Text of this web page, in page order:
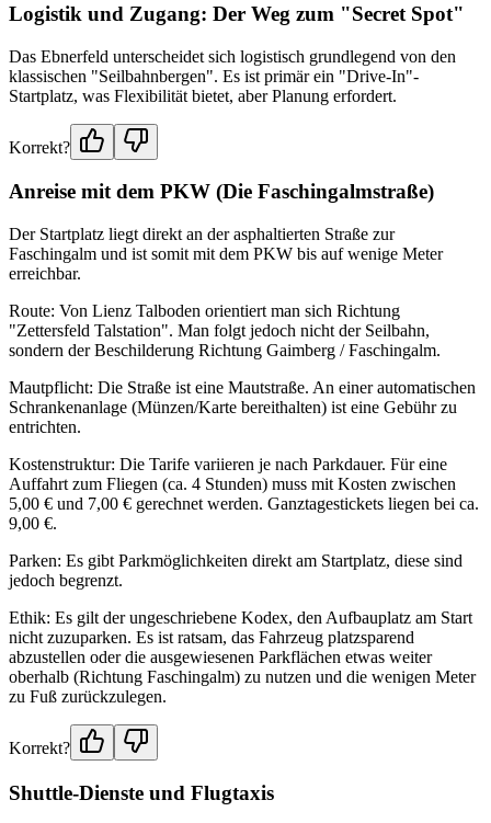
Logistik und Zugang: Der Weg zum "Secret Spot"
Das Ebnerfeld unterscheidet sich logistisch grundlegend von den
klassischen "Seilbahnbergen". Es ist primär ein "Drive-In"-
Startplatz, was Flexibilität bietet, aber Planung erfordert.
Korrekt?
Anreise mit dem PKW (Die Faschingalmstraße)
Der Startplatz liegt direkt an der asphaltierten Straße zur
Faschingalm und ist somit mit dem PKW bis auf wenige Meter
erreichbar.
Route: Von Lienz Talboden orientiert man sich Richtung
"Zettersfeld Talstation". Man folgt jedoch nicht der Seilbahn,
sondern der Beschilderung Richtung Gaimberg / Faschingalm.
Mautpflicht: Die Straße ist eine Mautstraße. An einer automatischen
Schrankenanlage (Münzen/Karte bereithalten) ist eine Gebühr zu
entrichten.
Kostenstruktur: Die Tarife variieren je nach Parkdauer. Für eine
Auffahrt zum Fliegen (ca. 4 Stunden) muss mit Kosten zwischen
5,00 € und 7,00 € gerechnet werden. Ganztagestickets liegen bei ca.
9,00 €.
Parken: Es gibt Parkmöglichkeiten direkt am Startplatz, diese sind
jedoch begrenzt.
Ethik: Es gilt der ungeschriebene Kodex, den Aufbauplatz am Start
nicht zuzuparken. Es ist ratsam, das Fahrzeug platzsparend
abzustellen oder die ausgewiesenen Parkflächen etwas weiter
oberhalb (Richtung Faschingalm) zu nutzen und die wenigen Meter
zu Fuß zurückzulegen.
Korrekt?
Shuttle-Dienste und Flugtaxis